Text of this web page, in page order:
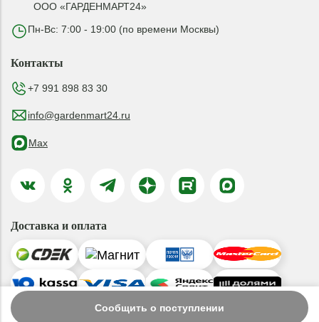
Сообщить о поступлении
ООО «ГАРДЕНМАРТ24»
Пн-Вс: 7:00 - 19:00 (по времени Москвы)
Контакты
+7 991 898 83 30
info@gardenmart24.ru
Max
Доставка и оплата
© 2019-2026 ООО «ГАРДЕНМАРТ24»